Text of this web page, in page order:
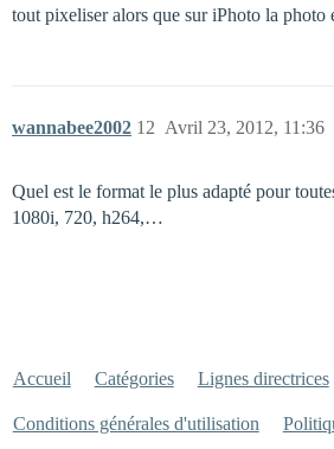
tout pixeliser alors que sur iPhoto la photo
wannabee2002 Avril 23, 2012, 11:36
12
Quel est le format le plus adapté pour
1080i, 720, h264,…
Accueil Catégories Lignes directrices
Conditions générales d'utilisation